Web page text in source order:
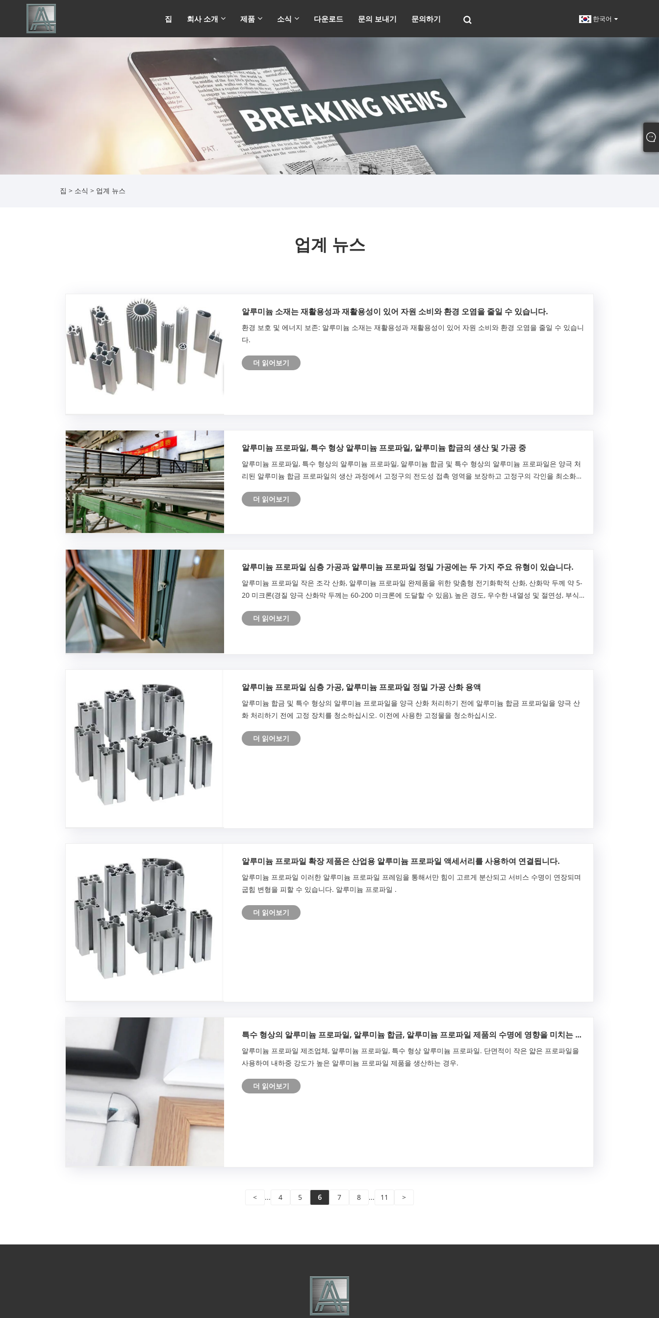
집 회사 소개 제품 소식 다운로드 문의 보내기 문의하기 한국어
집 > 소식 > 업계 뉴스
업계 뉴스
알루미늄 소재는 재활용성과 재활용성이 있어 자원 소비와 환경 오염을 줄일 수 있습니다.
환경 보호 및 에너지 보존: 알루미늄 소재는 재활용성과 재활용성이 있어 자원 소비와 환경 오염을 줄일 수 있습니
다.
더 읽어보기
알루미늄 프로파일, 특수 형상 알루미늄 프로파일, 알루미늄 합금의 생산 및 가공 중
알루미늄 프로파일, 특수 형상의 알루미늄 프로파일, 알루미늄 합금 및 특수 형상의 알루미늄 프로파일은 양극 처
리된 알루미늄 합금 프로파일의 생산 과정에서 고정구의 전도성 접촉 영역을 보장하고 고정구의 각인을 최소화해
더 읽어보기
알루미늄 프로파일 심층 가공과 알루미늄 프로파일 정밀 가공에는 두 가지 주요 유형이 있습니다.
알루미늄 프로파일 작은 조각 산화, 알루미늄 프로파일 완제품을 위한 맞춤형 전기화학적 산화, 산화막 두께 약 5-
20 미크론(경질 양극 산화막 두께는 60-200 미크론에 도달할 수 있음), 높은 경도, 우수한 내열성 및 절연성, 부식
더 읽어보기
알루미늄 프로파일 심층 가공, 알루미늄 프로파일 정밀 가공 산화 용액
알루미늄 합금 및 특수 형상의 알루미늄 프로파일을 양극 산화 처리하기 전에 알루미늄 합금 프로파일을 양극 산
화 처리하기 전에 고정 장치를 청소하십시오. 이전에 사용한 고정물을 청소하십시오.
더 읽어보기
알루미늄 프로파일 확장 제품은 산업용 알루미늄 프로파일 액세서리를 사용하여 연결됩니다.
알루미늄 프로파일 이러한 알루미늄 프로파일 프레임을 통해서만 힘이 고르게 분산되고 서비스 수명이 연장되며
굽힘 변형을 피할 수 있습니다. 알루미늄 프로파일 .
더 읽어보기
특수 형상의 알루미늄 프로파일, 알루미늄 합금, 알루미늄 프로파일 제품의 수명에 영향을 미치는 요
알루미늄 프로파일 제조업체, 알루미늄 프로파일, 특수 형상 알루미늄 프로파일. 단면적이 작은 얇은 프로파일을
사용하여 내하중 강도가 높은 알루미늄 프로파일 제품을 생산하는 경우.
더 읽어보기
< ... 4 5 6 7 8 ... 11 >